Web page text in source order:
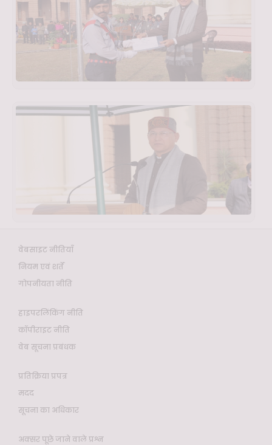
वेबसाइट नीतियाँ
नियम एवं शर्तें
गोपनीयता नीति
हाइपरलिंकिंग नीति
कॉपीराइट नीति
वेब सूचना प्रबंधक
प्रतिक्रिया प्रपत्र
मदद
सूचना का अधिकार
अक्सर पूछे जाने वाले प्रश्न